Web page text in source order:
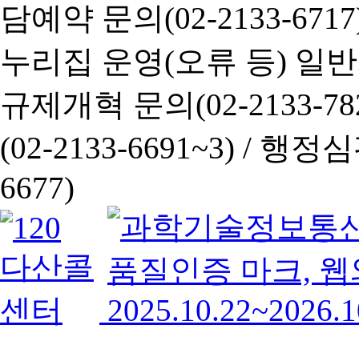
담예약 문의(02-2133-
누리집 운영(오류 등) 일
규제개혁 문의(02-2133-
(02-2133-6691~3) / 행정심
6677)